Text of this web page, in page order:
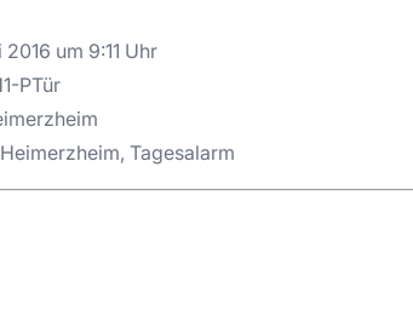
2016 um 9:11 Uhr
PTür
Tagesalarm